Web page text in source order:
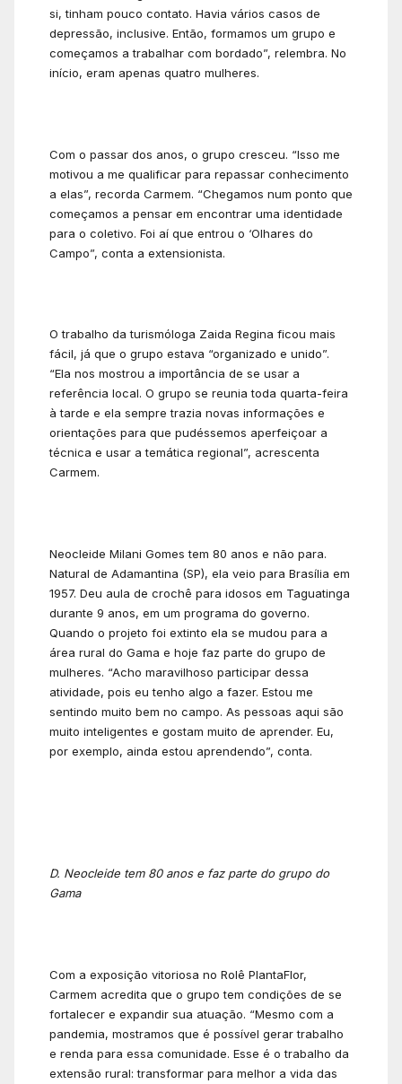
si, tinham pouco contato. Havia vários casos de
depressão, inclusive. Então, formamos um grupo e
começamos a trabalhar com bordado”, relembra. No
início, eram apenas quatro mulheres.
Com o passar dos anos, o grupo cresceu. “Isso me
motivou a me qualificar para repassar conhecimento
a elas”, recorda Carmem. “Chegamos num ponto que
começamos a pensar em encontrar uma identidade
para o coletivo. Foi aí que entrou o ‘Olhares do
Campo”, conta a extensionista.
O trabalho da turismóloga Zaida Regina ficou mais
fácil, já que o grupo estava “organizado e unido”.
“Ela nos mostrou a importância de se usar a
referência local. O grupo se reunia toda quarta-feira
à tarde e ela sempre trazia novas informações e
orientações para que pudéssemos aperfeiçoar a
técnica e usar a temática regional”, acrescenta
Carmem.
Neocleide Milani Gomes tem 80 anos e não para.
Natural de Adamantina (SP), ela veio para Brasília em
1957. Deu aula de crochê para idosos em Taguatinga
durante 9 anos, em um programa do governo.
Quando o projeto foi extinto ela se mudou para a
área rural do Gama e hoje faz parte do grupo de
mulheres. “Acho maravilhoso participar dessa
atividade, pois eu tenho algo a fazer. Estou me
sentindo muito bem no campo. As pessoas aqui são
muito inteligentes e gostam muito de aprender. Eu,
por exemplo, ainda estou aprendendo”, conta.
D. Neocleide tem 80 anos e faz parte do grupo do
Gama
Com a exposição vitoriosa no Rolê PlantaFlor,
Carmem acredita que o grupo tem condições de se
fortalecer e expandir sua atuação. “Mesmo com a
pandemia, mostramos que é possível gerar trabalho
e renda para essa comunidade. Esse é o trabalho da
extensão rural: transformar para melhor a vida das